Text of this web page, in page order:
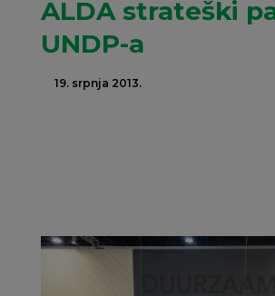
ALDA strateški
UNDP-a
19. srpnja 2013.